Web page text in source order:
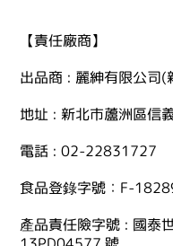
【責任廠商】
出品商 : 麗紳有限公司
地址 : 新北市蘆洲區信
電話 : 02-22831727
食品登錄字號：F-
產品責任險字號 : 國泰